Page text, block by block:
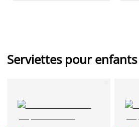
Serviettes pour enfants